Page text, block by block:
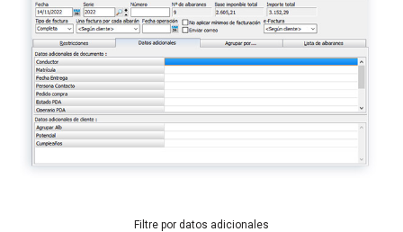
Filtre por datos adicionales